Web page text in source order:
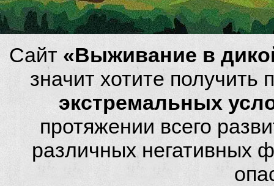
Сайт «Выживание в
значит хотите
экстремальных
протяжении всего
различных негативных